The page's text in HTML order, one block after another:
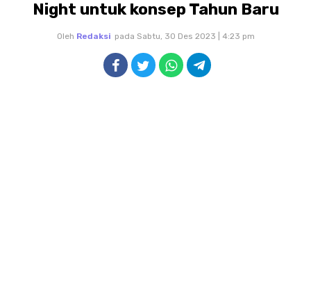
Night untuk konsep Tahun Baru
Oleh Redaksi pada Sabtu, 30 Des 2023 | 4:23 pm